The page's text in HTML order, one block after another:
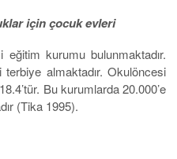
için çocuk evleri
eğitim kurumu bulunmaktadır.
almaktadır. Okulöncesi
Bu kurumlarda 20.000’e
(Tika 1995).